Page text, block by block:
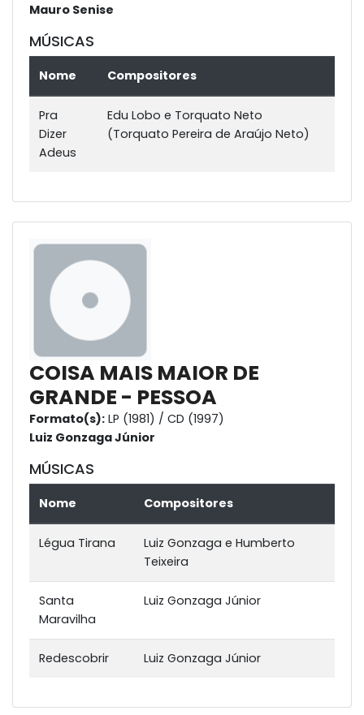
Mauro Senise
MÚSICAS
Nome Compositores
Pra
Dizer
Adeus
Edu Lobo e Torquato Neto
(Torquato Pereira de Araújo Neto)
COISA MAIS MAIOR DE
GRANDE - PESSOA
Formato(s): LP (1981) / CD (1997)
Luiz Gonzaga Júnior
MÚSICAS
Nome Compositores
Légua Tirana
Luiz Gonzaga e Humberto
Teixeira
Santa
Maravilha
Luiz Gonzaga Júnior
Redescobrir Luiz Gonzaga Júnior